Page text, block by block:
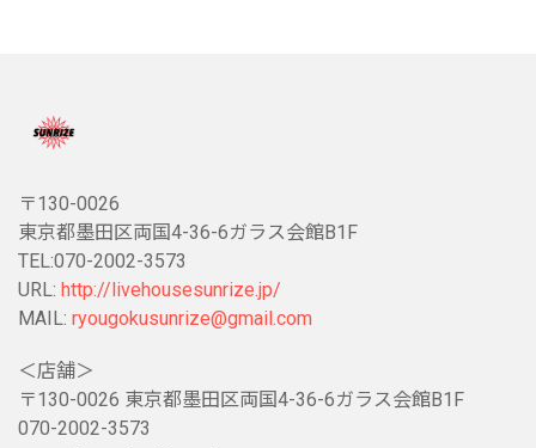
〒130-0026
東京都墨田区両国4-36-6ガラス会館B1F
TEL:070-2002-3573
URL: http://livehousesunrize.jp/
MAIL: ryougokusunrize@gmail.com
＜店舗＞
〒130-0026 東京都墨田区両国4-36-6ガラス会館B1F
070-2002-3573